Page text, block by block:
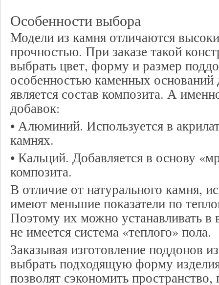
Особенности выбора
Модели из камня отличаются
прочностью. При заказе такой
выбрать цвет, форму и размер
особенностью каменных
является состав композита. А
добавок:
• Алюминий. Используется в
камнях.
• Кальций. Добавляется в основу
композита.
В отличие от натурального камня,
имеют меньшие показатели по
Поэтому их можно устанавливать в
не имеется система «теплого» пола.
Заказывая изготовление поддонов
выбрать подходящую форму
позволят сэкономить пространство,